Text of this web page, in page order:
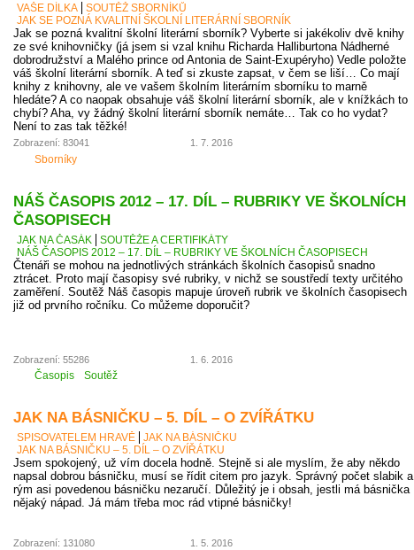
VAŠE DÍLKA
SOUTĚŽ SBORNÍKŮ
JAK SE POZNÁ KVALITNÍ ŠKOLNÍ LITERÁRNÍ SBORNÍK
Jak se pozná kvalitní školní literární sborník? Vyberte si jakékoliv dvě knihy
ze své knihovničky (já jsem si vzal knihu Richarda Halliburtona Nádherné
dobrodružství a Malého prince od Antonia de Saint-Exupéryho) Vedle položte
váš školní literární sborník. A teď si zkuste zapsat, v čem se liší… Co mají
knihy z knihovny, ale ve vašem školním literárním sborníku to marně
hledáte? A co naopak obsahuje váš školní literární sborník, ale v knížkách to
chybí? Aha, vy žádný školní literární sborník nemáte… Tak co ho vydat?
Není to zas tak těžké!
Zobrazení: 83041 1. 7. 2016
Sborníky
NÁŠ ČASOPIS 2012 – 17. DÍL – RUBRIKY VE ŠKOLNÍCH
ČASOPISECH
JAK NA ČASÁK
SOUTĚŽE A CERTIFIKÁTY
NÁŠ ČASOPIS 2012 – 17. DÍL – RUBRIKY VE ŠKOLNÍCH ČASOPISECH
Čtenáři se mohou na jednotlivých stránkách školních časopisů snadno
ztrácet. Proto mají časopisy své rubriky, v nichž se soustředí texty určitého
zaměření. Soutěž Náš časopis mapuje úroveň rubrik ve školních časopisech
již od prvního ročníku. Co můžeme doporučit?
Zobrazení: 55286 1. 6. 2016
Časopis Soutěž
JAK NA BÁSNIČKU – 5. DÍL – O ZVÍŘÁTKU
SPISOVATELEM HRAVĚ
JAK NA BÁSNIČKU
JAK NA BÁSNIČKU – 5. DÍL – O ZVÍŘÁTKU
Jsem spokojený, už vím docela hodně. Stejně si ale myslím, že aby někdo
napsal dobrou básničku, musí se řídit citem pro jazyk. Správný počet slabik a
rým asi povedenou básničku nezaručí. Důležitý je i obsah, jestli má básnička
nějaký nápad. Já mám třeba moc rád vtipné básničky!
Zobrazení: 131080 1. 5. 2016